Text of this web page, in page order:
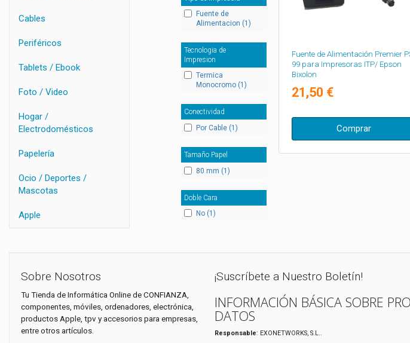
Cables
Periféricos
Tablets / Ebook
Foto / Video
Hogar /
Electrodomésticos
Papelería
Ocio / Deportes /
Mascotas
Apple
Fuente de
Alimentacion (1)
Tecnologia de
Impresion
Termica
Monocromo (1)
Conectividad
Por Cable (1)
Tamaño Papel
80 mm (1)
Doble Cara
No (1)
Fuente de Alimentación Premier
99 para Impresoras ITP/ Epson
Bixolon
21,50 €
Comprar
Sobre Nosotros
Tu Tienda de Informática Online de CONFIANZA,
componentes, móviles, ordenadores, electrónica,
productos Apple, tpv y accesorios para empresas,
entre otros artículos.
¡Suscríbete a Nuestro Boletín!
INFORMACIÓN BÁSICA SOBRE
DATOS
Responsable: EXONETWORKS, S.L..